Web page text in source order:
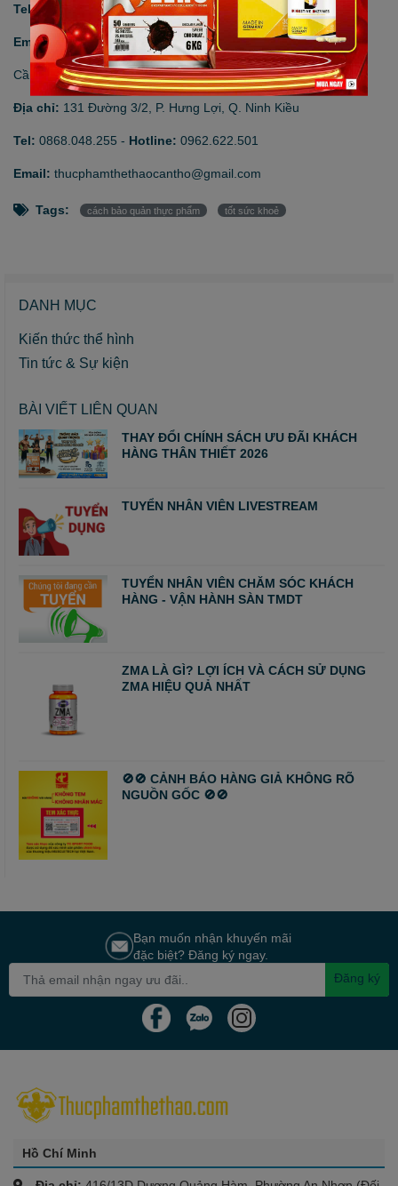
Tel:0865.993.500-Hotline:0865.993.500
Email: thucphamthethaohanoi@gmail.com
Cần Thơ
Địa chỉ: 131 Đường 3/2, P. Hưng Lợi, Q. Ninh Kiều
Tel: 0868.048.255 - Hotline: 0962.622.501
Email: thucphamthethaocantho@gmail.com
Tags: cách bảo quản thực phẩm tốt sức khoẻ
DANH MỤC
Kiến thức thể hình
Tin tức & Sự kiện
BÀI VIẾT LIÊN QUAN
THAY ĐỔI CHÍNH SÁCH ƯU ĐÃI KHÁCH
HÀNG THÂN THIẾT 2026
TUYỂN NHÂN VIÊN LIVESTREAM
TUYỂN NHÂN VIÊN CHĂM SÓC KHÁCH
HÀNG - VẬN HÀNH SÀN TMDT
ZMA LÀ GÌ? LỢI ÍCH VÀ CÁCH SỬ DỤNG
ZMA HIỆU QUẢ NHẤT
🚫🚫 CẢNH BÁO HÀNG GIẢ KHÔNG RÕ
NGUỒN GỐC 🚫🚫
Bạn muốn nhận khuyến mãi
đặc biệt? Đăng ký ngay.
Đăng ký
Hồ Chí Minh